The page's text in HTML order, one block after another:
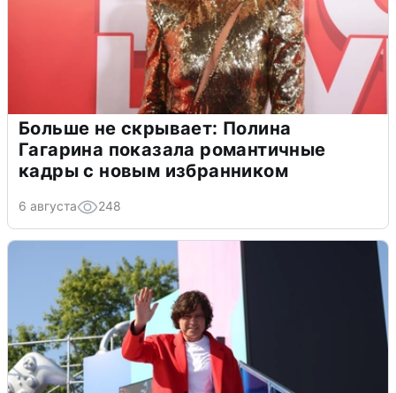
Больше не скрывает: Полина
Гагарина показала романтичные
кадры с новым избранником
6 августа 248